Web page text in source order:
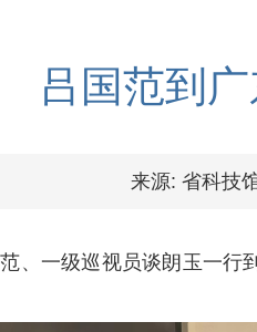
吕国范到
来源: 省科技
一级巡视员谈朗玉一行